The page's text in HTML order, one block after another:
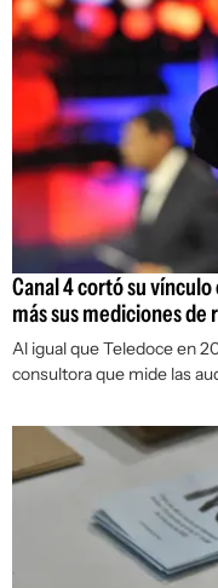
Canal 4 cortó su
más sus mediciones de
Al igual que Teledoce en
consultora que mide las